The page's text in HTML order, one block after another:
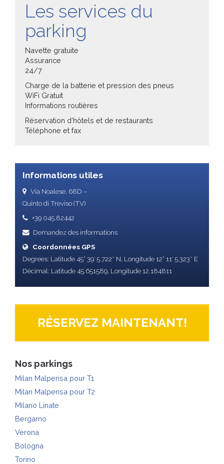
Les services du
parking
Navette gratuite
Assurance
24/7
Charge de la batterie et pression des pneus
WiFi Gratuit
Informations routières
Réservation d’hôtels et de restaurants
Téléphone et fax
Informations utiles
Via Noalese, 68D –
Quinto di Treviso (TV)
+39 045.82442
Demandez des informations
Coordonnées GPS
Degrees: Latitude 45° 39′ 5.722″ N, Longitude 12° 11′ 5.323″ E
Décimal: Latitude 45.651589, Longitude 12.184811
RÉSERVEZ MAINTENANT!
Nos parkings
Milan Malpensa pour T1
Milan Malpensa pour T2
Milano Linate
Bergamo
Verona
Bologna
Torino